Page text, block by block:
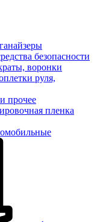
безопасности
воронки
руля,
прочее
пленка